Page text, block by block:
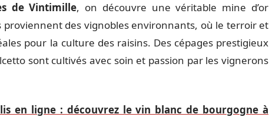
de Vintimille, on découvre une véritable mine d’or
proviennent des vignobles environnants, où le terroir et
pour la culture des raisins. Des cépages prestigieux
sont cultivés avec soin et passion par les vignerons
en ligne : découvrez le vin blanc de bourgogne à